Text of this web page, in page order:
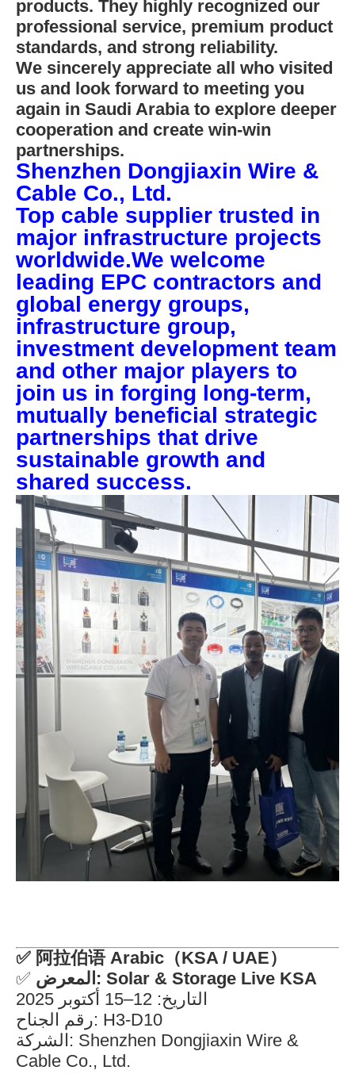
products. They highly recognized our
professional service, premium product
standards, and strong reliability.
We sincerely appreciate all who visited
us and look forward to meeting you
again in Saudi Arabia to explore deeper
cooperation and create win-win
partnerships.
Shenzhen Dongjiaxin Wire &
Cable Co., Ltd.
Top cable supplier trusted in
major infrastructure projects
worldwide.We welcome
leading EPC contractors and
global energy groups,
infrastructure group,
investment development team
and other major players to
join us in forging long-term,
mutually beneficial strategic
partnerships that drive
sustainable growth and
shared success.
✅ 阿拉伯语 Arabic（KSA / UAE）
✅
المعرض: Solar & Storage Live KSA
التاريخ: 12–15 أكتوبر 2025
رقم الجناح: H3-D10
الشركة: Shenzhen Dongjiaxin Wire &
Cable Co., Ltd.